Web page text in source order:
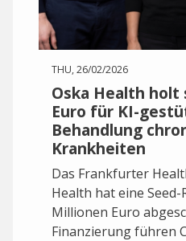
THU, 26/02/2026
Oska Health holt
Euro für KI-
Behandlung
Krankheiten
Das Frankfurter
Health hat eine Seed-
Millionen Euro
Finanzierung führen